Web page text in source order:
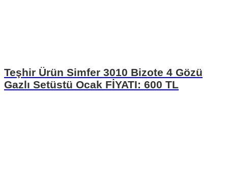
Teşhir Ürün Simfer 3010 Bizote 4 Gözü
Gazlı Setüstü Ocak FİYATI: 600 TL